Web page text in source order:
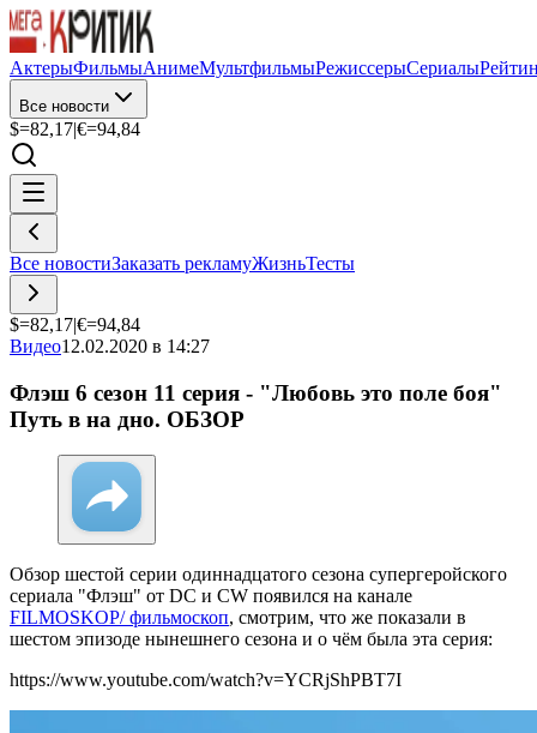
АктерыФильмыАнимеМультфильмыРежиссерыСериалы
Все новости
$=82,17|€=94,84
Все новостиЗаказать рекламуЖизньТесты
$=82,17|€=94,84
Видео12.02.2020 в 14:27
Флэш 6 сезон 11 серия - "Любовь это поле боя"
Путь в на дно. ОБЗОР
Обзор шестой серии одиннадцатого сезона супергеройского
сериала "Флэш" от DC и CW появился на канале
FILMOSKOP/ фильмоскоп, смотрим, что же показали в
шестом эпизоде нынешнего сезона и о чём была эта серия:
https://www.youtube.com/watch?v=YCRjShPBT7I